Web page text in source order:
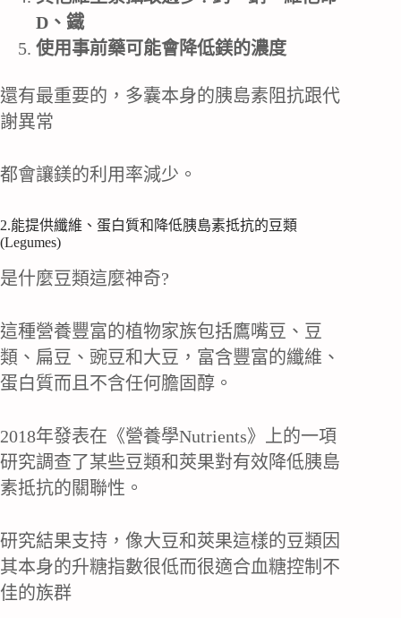
D、鐵
使用事前藥可能會降低鎂的濃度
還有最重要的，多囊本身的胰島素阻抗跟代
謝異常
都會讓鎂的利用率減少。
2.能提供纖維、蛋白質和降低胰島素抵抗的豆類
(Legumes)
是什麼豆類這麼神奇?
這種營養豐富的植物家族包括鷹嘴豆、豆
類、扁豆、豌豆和大豆，富含豐富的纖維、
蛋白質而且不含任何膽固醇。
2018年發表在《營養學Nutrients》上的一項
研究調查了某些豆類和莢果對有效降低胰島
素抵抗的關聯性。
研究結果支持，像大豆和莢果這樣的豆類因
其本身的升糖指數很低而很適合血糖控制不
佳的族群